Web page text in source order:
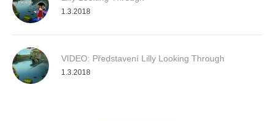
1.3.2018
VIDEO: Představení Lilly Looking Through
1.3.2018